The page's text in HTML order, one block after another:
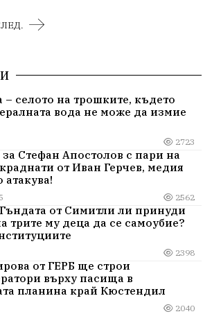
селото на трошките, където
вода не може да измие
2723
за Стефан Апостолов с пари на
от Иван Герчев, медия
атакува!
2562
от Симитли ли принуди
трите му деца да се самоубие?
2398
от ГЕРБ ще строи
върху пасища в
планина край Кюстендил
2040